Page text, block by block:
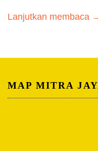
Lanjutkan membaca
MAP MITRA